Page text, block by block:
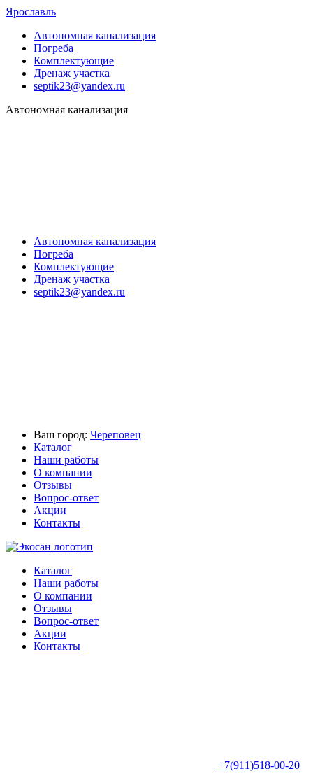
Ярославль
Автономная канализация
Погреба
Комплектующие
Дренаж участка
septik23@yandex.ru
Автономная канализация
Автономная канализация
Погреба
Комплектующие
Дренаж участка
septik23@yandex.ru
Ваш город: Череповец
Каталог
Наши работы
О компании
Отзывы
Вопрос-ответ
Акции
Контакты
Каталог
Наши работы
О компании
Отзывы
Вопрос-ответ
Акции
Контакты
+7(911)518-00-20